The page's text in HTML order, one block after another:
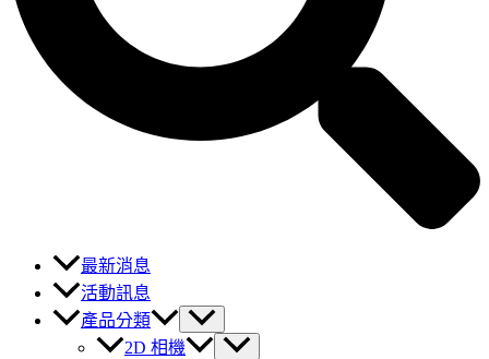
最新消息
活動訊息
產品分類
2D 相機